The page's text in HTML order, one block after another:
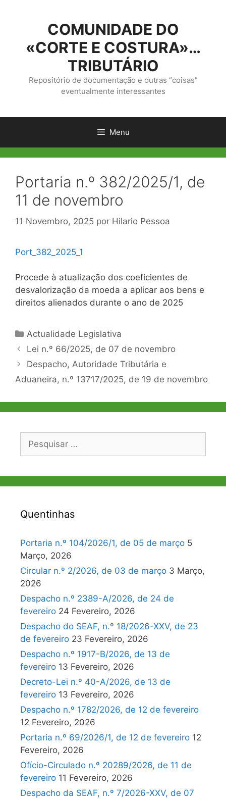
conteúdo
COMUNIDADE DO
«CORTE E COSTURA»…
TRIBUTÁRIO
Repositório de documentação e outras “coisas”
eventualmente interessantes
Menu
Portaria n.º 382/2025/1, de
11 de novembro
11 Novembro, 2025 por Hilario Pessoa
Port_382_2025_1
Procede à atualização dos coeficientes de
desvalorização da moeda a aplicar aos bens e
direitos alienados durante o ano de 2025
Categorias
Actualidade Legislativa
Navegação
de
Lei n.º 66/2025, de 07 de novembro
Despacho, Autoridade Tributária e
Aduaneira, n.º 13717/2025, de 19 de novembro
Pesquisar
Quentinhas
Portaria n.º 104/2026/1, de 05 de março 5
Março, 2026
Circular n.º 2/2026, de 03 de março 3 Março,
2026
Despacho n.º 2389-A/2026, de 24 de
fevereiro 24 Fevereiro, 2026
Despacho do SEAF, n.º 18/2026-XXV, de 23
de fevereiro 23 Fevereiro, 2026
Despacho n.º 1917-B/2026, de 13 de
fevereiro 13 Fevereiro, 2026
Decreto-Lei n.º 40-A/2026, de 13 de
fevereiro 13 Fevereiro, 2026
Despacho n.º 1782/2026, de 12 de fevereiro
12 Fevereiro, 2026
Portaria n.º 69/2026/1, de 12 de fevereiro 12
Fevereiro, 2026
Ofício-Circulado n.º 20289/2026, de 11 de
fevereiro 11 Fevereiro, 2026
Despacho da SEAF, n.º 7/2026-XXV, de 07